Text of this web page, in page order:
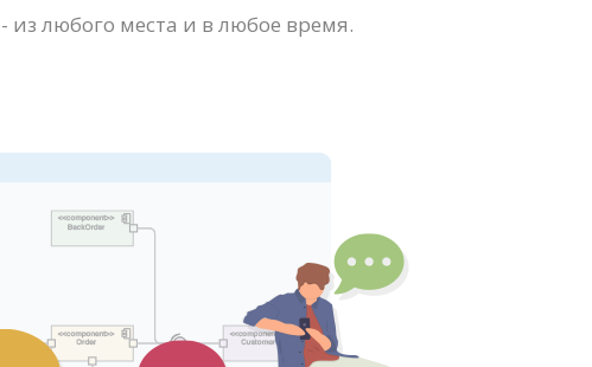
любого места и в любое время.